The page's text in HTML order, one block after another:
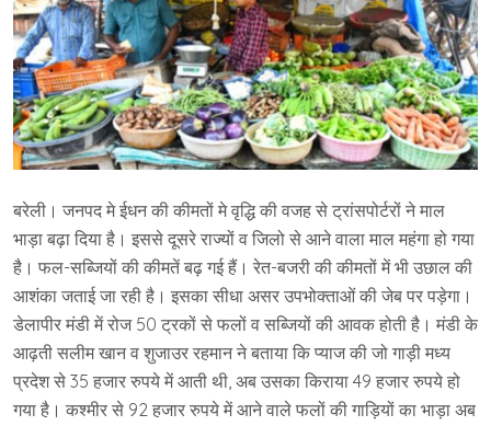
बरेली। जनपद मे ईधन की कीमतों मे वृद्धि की वजह से ट्रांसपोर्टरों ने माल
भाड़ा बढ़ा दिया है। इससे दूसरे राज्यों व जिलो से आने वाला माल महंगा हो गया
है। फल-सब्जियों की कीमतें बढ़ गई हैं। रेत-बजरी की कीमतों में भी उछाल की
आशंका जताई जा रही है। इसका सीधा असर उपभोक्ताओं की जेब पर पड़ेगा।
डेलापीर मंडी में रोज 50 ट्रकों से फलों व सब्जियों की आवक होती है। मंडी के
आढ़ती सलीम खान व शुजाउर रहमान ने बताया कि प्याज की जो गाड़ी मध्य
प्रदेश से 35 हजार रुपये में आती थी, अब उसका किराया 49 हजार रुपये हो
गया है। कश्मीर से 92 हजार रुपये में आने वाले फलों की गाड़ियों का भाड़ा अब